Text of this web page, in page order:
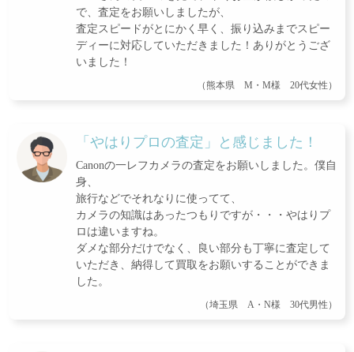
で、査定をお願いしましたが、
査定スピードがとにかく早く、振り込みまでスピー
ディーに対応していただきました！ありがとうござ
いました！
（熊本県 M・M様 20代女性）
「やはりプロの査定」と感じました！
Canonの一レフカメラの査定をお願いしました。僕自
身、
旅行などでそれなりに使ってて、
カメラの知識はあったつもりですが・・・やはりプ
ロは違いますね。
ダメな部分だけでなく、良い部分も丁寧に査定して
いただき、納得して買取をお願いすることができま
した。
（埼玉県 A・N様 30代男性）